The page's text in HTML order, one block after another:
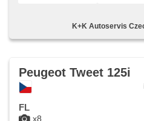
K+K Autoservis
x8
Peugeot Tweet 125i
FL